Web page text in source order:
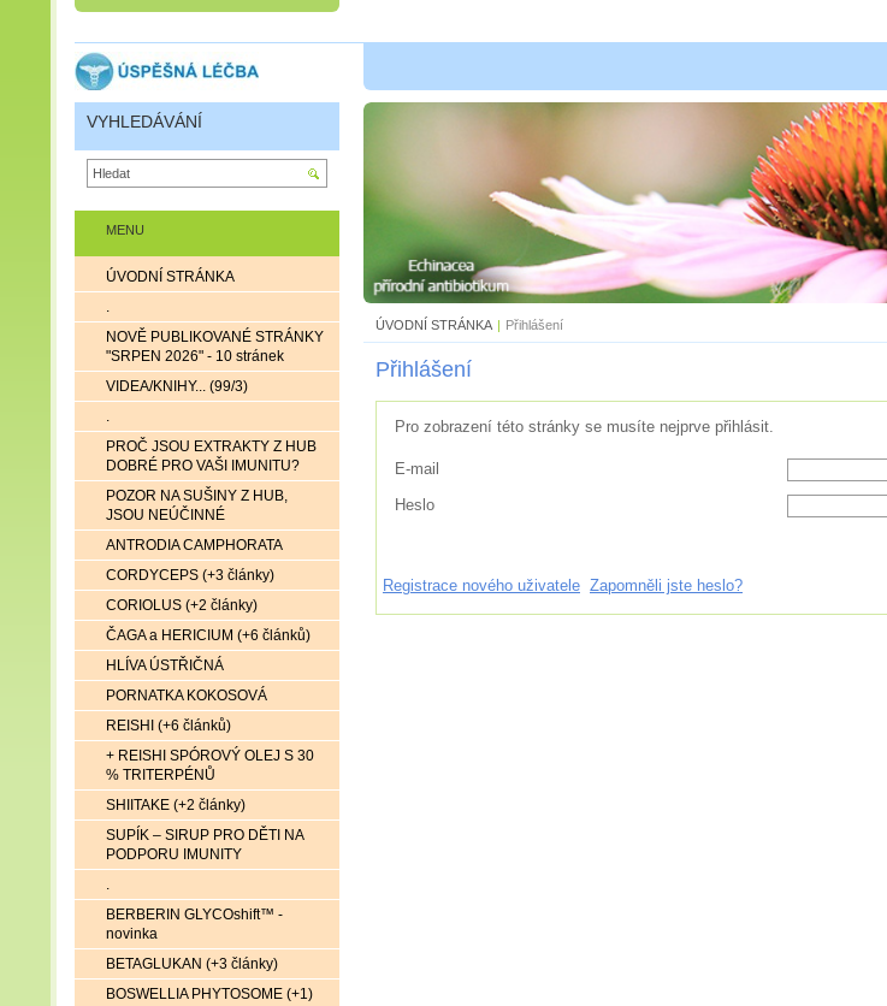
ÚVODNÍ STRÁNKA | Přihlášení
Přihlášení
Pro zobrazení této stránky se musíte nejprve přihlásit.
E-mail
Heslo
Registrace nového uživatele Zapomněli jste heslo?
MENU
ÚVODNÍ STRÁNKA
.
NOVĚ PUBLIKOVANÉ STRÁNKY
"SRPEN 2026" - 10 stránek
VIDEA/KNIHY... (99/3)
.
PROČ JSOU EXTRAKTY Z HUB
DOBRÉ PRO VAŠI IMUNITU?
POZOR NA SUŠINY Z HUB,
JSOU NEÚČINNÉ
ANTRODIA CAMPHORATA
CORDYCEPS (+3 články)
CORIOLUS (+2 články)
ČAGA a HERICIUM (+6 článků)
HLÍVA ÚSTŘIČNÁ
PORNATKA KOKOSOVÁ
REISHI (+6 článků)
+ REISHI SPÓROVÝ OLEJ S 30
% TRITERPÉNŮ
SHIITAKE (+2 články)
SUPÍK – SIRUP PRO DĚTI NA
PODPORU IMUNITY
.
BERBERIN GLYCOshift™ -
novinka
BETAGLUKAN (+3 články)
BOSWELLIA PHYTOSOME (+1)
VYHLEDÁVÁNÍ